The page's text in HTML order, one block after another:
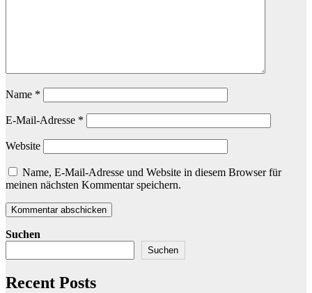
Name *
E-Mail-Adresse *
Website
Name, E-Mail-Adresse und Website in diesem Browser für
meinen nächsten Kommentar speichern.
Suchen
Suchen
Recent Posts